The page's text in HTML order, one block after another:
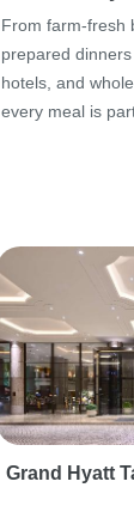
From farm-fresh
prepared
hotels, and
every meal is
Grand Hyatt